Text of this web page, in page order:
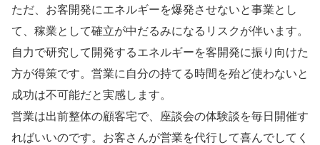
ただ、お客開発にエネルギーを爆発させないと事業とし
て、稼業として確立が中だるみになるリスクが伴います。
自力で研究して開発するエネルギーを客開発に振り向けた
方が得策です。営業に自分の持てる時間を殆ど使わないと
成功は不可能だと実感します。
営業は出前整体の顧客宅で、座談会の体験談を毎日開催す
ればいいのです。お客さんが営業を代行して喜んでしてく